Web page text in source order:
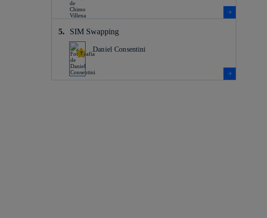
SIM Swapping
Daniel Consentini